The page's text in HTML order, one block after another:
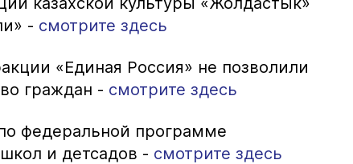
- смотрите здесь
«Единая Россия» не позволили
граждан - смотрите здесь
федеральной программе
и детсадов - смотрите здесь